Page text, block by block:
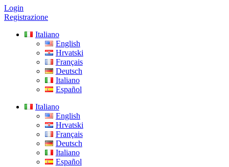
Login
Registrazione
Italiano
English
Hrvatski
Français
Deutsch
Italiano
Español
Italiano
English
Hrvatski
Français
Deutsch
Italiano
Español